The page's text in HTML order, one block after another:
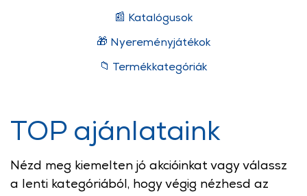
📰 Katalógusok
🎁 Nyereményjátékok
📁 Termékkategóriák
TOP ajánlataink
Nézd meg kiemelten jó akcióinkat vagy válassz
a lenti kategóriából, hogy végig nézhesd az